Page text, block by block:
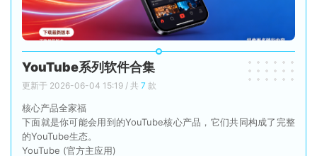
YouTube系列软件合集
更新于 2026-06-04 15:19 / 共 7 款
核心产品全家福
下面就是你可能会用到的YouTube核心产品，它们共同构成了完整
的YouTube生态。
YouTube (官方主应用)